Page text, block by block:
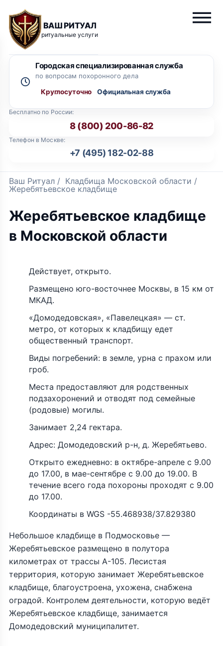
ВАШ РИТУАЛ
ритуальные услуги
Бесплатно по России:
8 (800) 200-86-82
Телефон в Москве:
+7 (495) 182-02-88
Городская специализированная служба
по вопросам похоронного дела
Круглосуточно
Ваш Ритуал / Кладбища Московской области /
Жеребятьевское кладбище
Жеребятьевское кладбище
в Московской области
Действует, открыто.
Размещено юго-восточнее Москвы, в 15 км от
МКАД.
«Домодедовская», «Павелецкая» — ст.
метро, от которых к кладбищу едет
общественный транспорт.
Виды погребений: в земле, урна с прахом или
гроб.
Места предоставляют для родственных
подзахоронений и отводят под семейные
(родовые) могилы.
Занимает 2,24 гектара.
Адрес: Домодедовский р-н, д. Жеребятьево.
Открыто ежедневно: в октябре-апреле с 9.00
до 17.00, в мае-сентябре с 9.00 до 19.00. В
течение всего года похороны проходят с 9.00
до 17.00.
Координаты в WGS -55.468938/37.829380
Небольшое кладбище в Подмосковье —
Жеребятьевское размещено в полутора
километрах от трассы А-105. Лесистая
территория, которую занимает Жеребятьевское
кладбище, благоустроена, ухожена, снабжена
оградой. Контролем деятельности, которую ведёт
Жеребятьевское кладбище, занимается
Домодедовский муниципалитет.